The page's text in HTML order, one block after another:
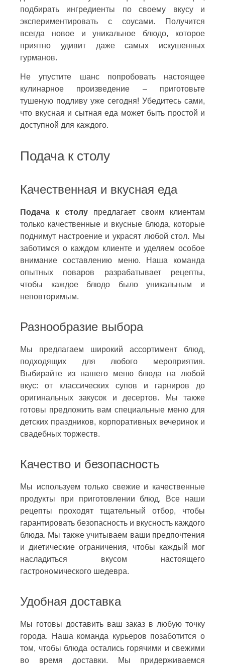
подбирать ингредиенты по своему вкусу и
экспериментировать с соусами. Получится
всегда новое и уникальное блюдо, которое
приятно удивит даже самых искушенных
гурманов.
Не упустите шанс попробовать настоящее
кулинарное произведение – приготовьте
тушеную подливу уже сегодня! Убедитесь сами,
что вкусная и сытная еда может быть простой и
доступной для каждого.
Подача к столу
Качественная и вкусная еда
Подача к столу предлагает своим клиентам
только качественные и вкусные блюда, которые
поднимут настроение и украсят любой стол. Мы
заботимся о каждом клиенте и уделяем особое
внимание составлению меню. Наша команда
опытных поваров разрабатывает рецепты,
чтобы каждое блюдо было уникальным и
неповторимым.
Разнообразие выбора
Мы предлагаем широкий ассортимент блюд,
подходящих для любого мероприятия.
Выбирайте из нашего меню блюда на любой
вкус: от классических супов и гарниров до
оригинальных закусок и десертов. Мы также
готовы предложить вам специальные меню для
детских праздников, корпоративных вечеринок и
свадебных торжеств.
Качество и безопасность
Мы используем только свежие и качественные
продукты при приготовлении блюд. Все наши
рецепты проходят тщательный отбор, чтобы
гарантировать безопасность и вкусность каждого
блюда. Мы также учитываем ваши предпочтения
и диетические ограничения, чтобы каждый мог
насладиться вкусом настоящего
гастрономического шедевра.
Удобная доставка
Мы готовы доставить ваш заказ в любую точку
города. Наша команда курьеров позаботится о
том, чтобы блюда остались горячими и свежими
во время доставки. Мы придерживаемся